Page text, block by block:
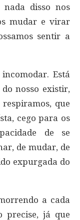
disso nos
mudar e virar
sentir a
Está
nosso existir,
que
cego para os
de se
de mudar, de
expurgada do
a cada
precise, já que